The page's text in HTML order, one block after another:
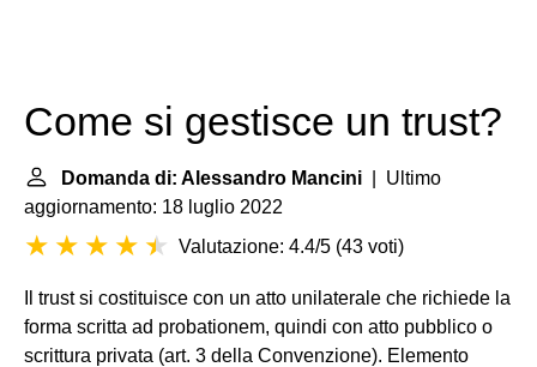
Come si gestisce un trust?
Domanda di: Alessandro Mancini | Ultimo
aggiornamento: 18 luglio 2022
Valutazione: 4.4/5 (43 voti)
Il trust si costituisce con un atto unilaterale che richiede la
forma scritta ad probationem, quindi con atto pubblico o
scrittura privata (art. 3 della Convenzione). Elemento